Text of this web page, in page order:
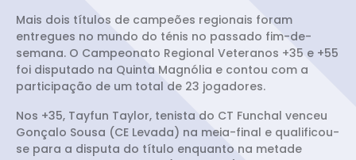
Mais dois títulos de campeões regionais foram
entregues no mundo do ténis no passado fim-de-
semana. O Campeonato Regional Veteranos +35 e +55
foi disputado na Quinta Magnólia e contou com a
participação de um total de 23 jogadores.
Nos +35, Tayfun Taylor, tenista do CT Funchal venceu
Gonçalo Sousa (CE Levada) na meia-final e qualificou-
se para a disputa do título enquanto na metade